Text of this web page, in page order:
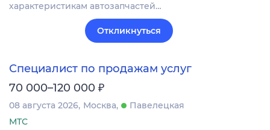
характеристикам автозапчастей…
Откликнуться
Специалист по продажам услуг
70 000–120 000 ₽
08 августа 2026 Москва
Павелецкая
МТС